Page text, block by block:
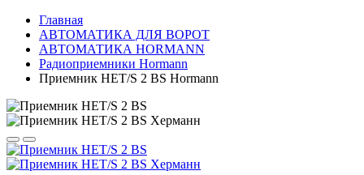
Главная
АВТОМАТИКА ДЛЯ ВОРОТ
АВТОМАТИКА HORMANN
Радиоприемники Hormann
Приемник HET/S 2 BS Hormann